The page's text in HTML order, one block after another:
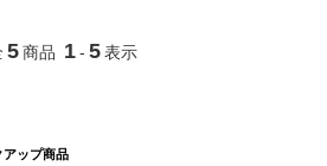
5 商品 1 - 5 表示
アップ商品